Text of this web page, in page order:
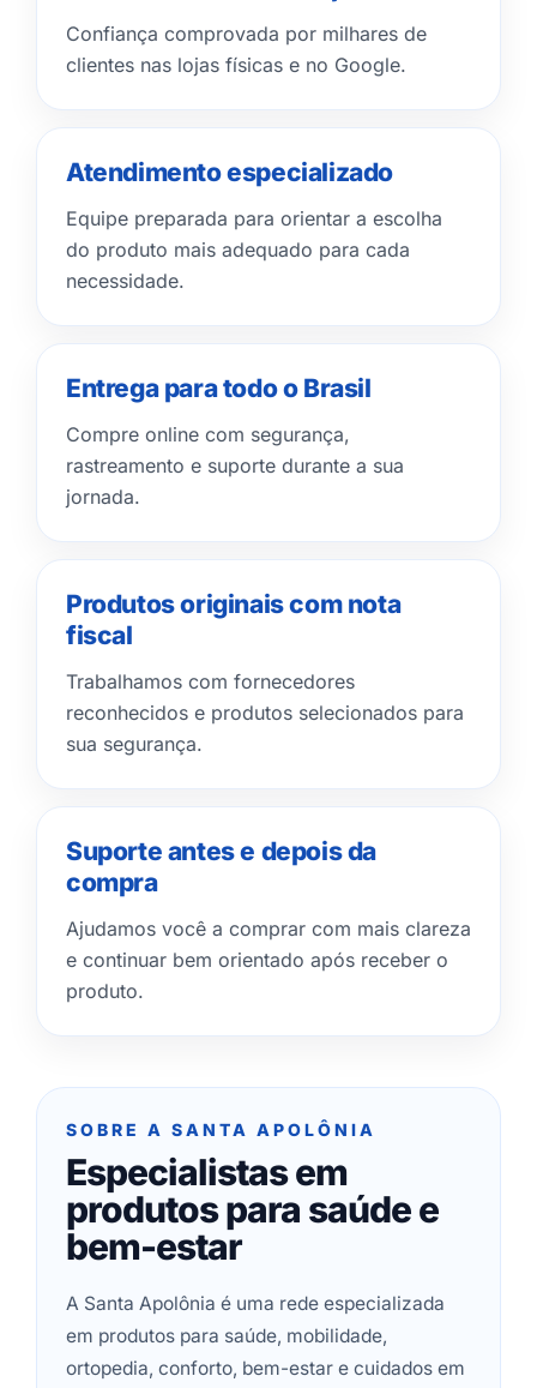
Confiança comprovada por milhares de
clientes nas lojas físicas e no Google.
Atendimento especializado
Equipe preparada para orientar a escolha
do produto mais adequado para cada
necessidade.
Entrega para todo o Brasil
Compre online com segurança,
rastreamento e suporte durante a sua
jornada.
Produtos originais com nota
fiscal
Trabalhamos com fornecedores
reconhecidos e produtos selecionados para
sua segurança.
Suporte antes e depois da
compra
Ajudamos você a comprar com mais clareza
e continuar bem orientado após receber o
produto.
SOBRE A SANTA APOLÔNIA
Especialistas em
produtos para saúde e
bem-estar
A Santa Apolônia é uma rede especializada
em produtos para saúde, mobilidade,
ortopedia, conforto, bem-estar e cuidados em